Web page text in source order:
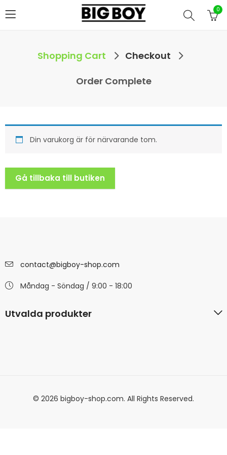
0
Shopping Cart
Checkout
Order Complete
Din varukorg är för närvarande tom.
Gå tillbaka till butiken
contact@bigboy-shop.com
Måndag - Söndag / 9:00 - 18:00
Utvalda produkter
© 2026 bigboy-shop.com. All Rights Reserved.